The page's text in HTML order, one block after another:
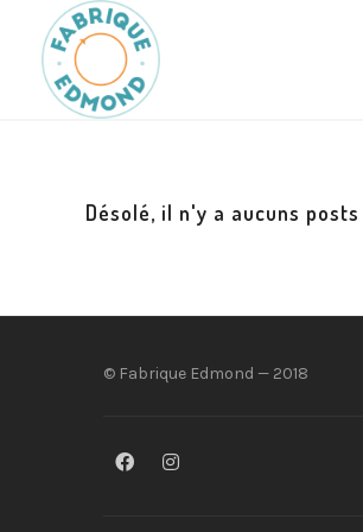
Désolé, il n'y a aucuns
© Fabrique Edmond — 2018